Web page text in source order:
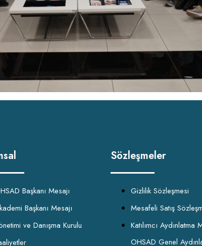
Başkanı Mesajı
Başkanı Mesajı
ve Danışma Kurulu
Sözleşmeler
Gizlilik Sözleşmesi
Mesafeli Satış
Katılımcı Aydınlatma
OHSAD Genel